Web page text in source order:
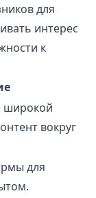
для
интерес
к
широкой
вокруг
для